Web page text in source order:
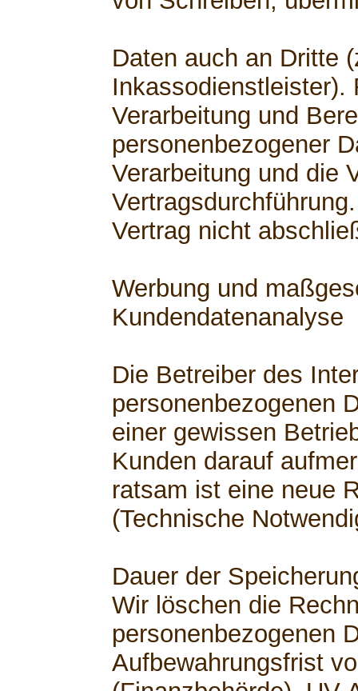
Daten auch an Dritte
Inkassodienstleister).
Verarbeitung und
personenbezogener
Verarbeitung und die
Vertrag nicht
Werbung und
Kundendatenanalyse
Die Betreiber des
personenbezogenen
einer gewissen
Kunden darauf
ratsam ist eine neue
(Technische
Dauer der
Wir löschen die
personenbezogenen
Aufbewahrungsfrist